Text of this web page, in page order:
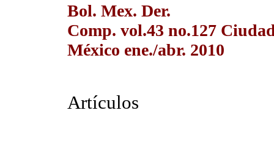
Bol. Mex. Der.
Comp. vol.43 no.127
México ene./abr. 2010
Artículos